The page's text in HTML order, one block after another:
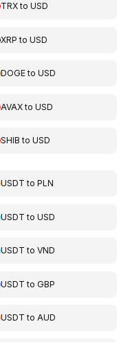
TRXtoUSD
XRP toUSD
DOGEtoUSD
AVAXtoUSD
SHIB toUSD
USDT toPLN
USDT toUSD
USDT toVND
USDT toGBP
USDT toAUD